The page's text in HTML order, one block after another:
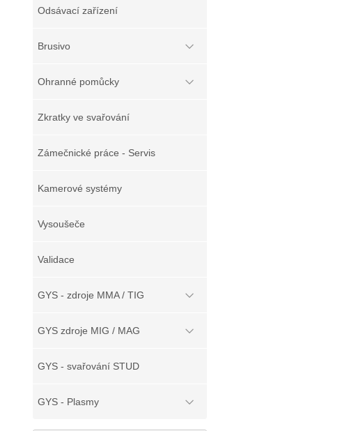
Odsávací zařízení
Brusivo
Ohranné pomůcky
Zkratky ve svařování
Zámečnické práce - Servis
Kamerové systémy
Vysoušeče
Validace
GYS - zdroje MMA / TIG
GYS zdroje MIG / MAG
GYS - svařování STUD
GYS - Plasmy